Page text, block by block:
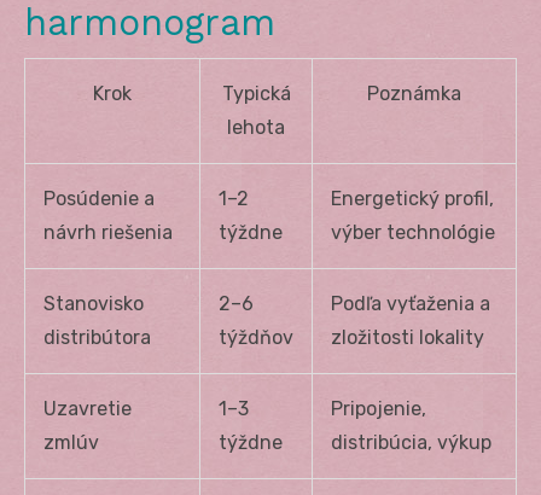
harmonogram
Krok
Typická
lehota
Poznámka
Posúdenie a
návrh riešenia
1–2
týždne
Energetický profil,
výber technológie
Stanovisko
distribútora
2–6
týždňov
Podľa vyťaženia a
zložitosti lokality
Uzavretie
zmlúv
1–3
týždne
Pripojenie,
distribúcia, výkup